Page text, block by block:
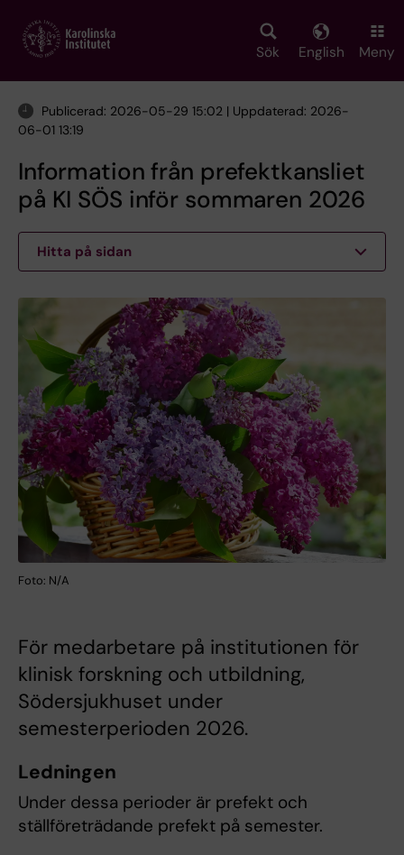
main
Sök English Meny
Publicerad: 2026-05-29 15:02 | Uppdaterad: 2026-
06-01 13:19
Information från prefektkansliet
på KI SÖS inför sommaren 2026
Hitta på sidan
Foto: N/A
För medarbetare på institutionen för
klinisk forskning och utbildning,
Södersjukhuset under
semesterperioden 2026.
Ledningen
Under dessa perioder är prefekt och
ställföreträdande prefekt på semester.